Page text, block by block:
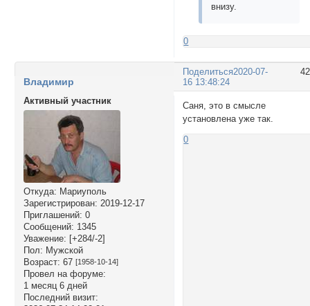
внизу.
0
Поделиться2020-07-
16 13:48:24
Владимир
Активный участник
Откуда: Мариуполь
Зарегистрирован: 2019-12-17
Приглашений: 0
Сообщений: 1345
Уважение: [+284/-2]
Пол: Мужской
Возраст: 67 [1958-10-14]
Провел на форуме:
1 месяц 6 дней
Последний визит:
Саня, это в смысле
установлена уже так.
0